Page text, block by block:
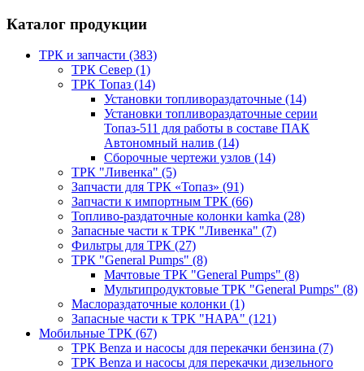
Каталог продукции
ТРК и запчасти (383)
ТРК Север (1)
ТРК Топаз (14)
Установки топливораздаточные (14)
Установки топливораздаточные серии
Топаз-511 для работы в составе ПАК
Автономный налив (14)
Сборочные чертежи узлов (14)
ТРК "Ливенка" (5)
Запчасти для ТРК «Топаз» (91)
Запчасти к импортным ТРК (66)
Топливо-раздаточные колонки kamka (28)
Запасные части к ТРК "Ливенка" (7)
Фильтры для ТРК (27)
ТРК "General Pumps" (8)
Мачтовые ТРК "General Pumps" (8)
Мультипродуктовые ТРК "General Pumps" (8)
Маслораздаточные колонки (1)
Запасные части к ТРК "НАРА" (121)
Мобильные ТРК (67)
ТРК Benza и насосы для перекачки бензина (7)
ТРК Benza и насосы для перекачки дизельного